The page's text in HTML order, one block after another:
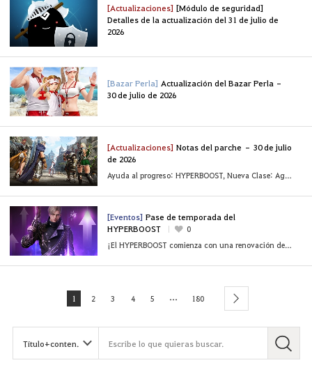
[Actualizaciones] [Módulo de seguridad]
Detalles de la actualización del 31 de julio de
2026
[Bazar Perla] Actualización del Bazar Perla –
30 de julio de 2026
[Actualizaciones] Notas del parche – 30 de julio
de 2026
Ayuda al progreso: HYPERBOOST, Nueva Clase: Agente y más.
[Eventos] Pase de temporada del
HYPERBOOST
0
¡El HYPERBOOST comienza con una renovación del Pase!
1 2 3 4 5 ... 180 next